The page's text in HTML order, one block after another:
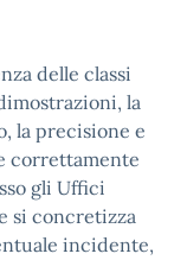
delle classi
la
la precisione e
correttamente
gli Uffici
si concretizza
incidente,